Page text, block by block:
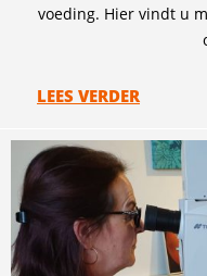
voeding. Hier vindt u
LEES VERDER